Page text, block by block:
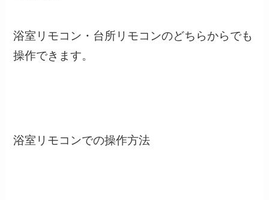
浴室リモコン・台所リモコンのどちらからでも
操作できます。
浴室リモコンでの操作方法